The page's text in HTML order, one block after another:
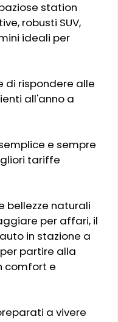
station
robusti SUV,
ideali per
di rispondere alle
all'anno a
e sempre
tariffe
bellezze naturali
per affari, il
in stazione a
partire alla
comfort e
a vivere